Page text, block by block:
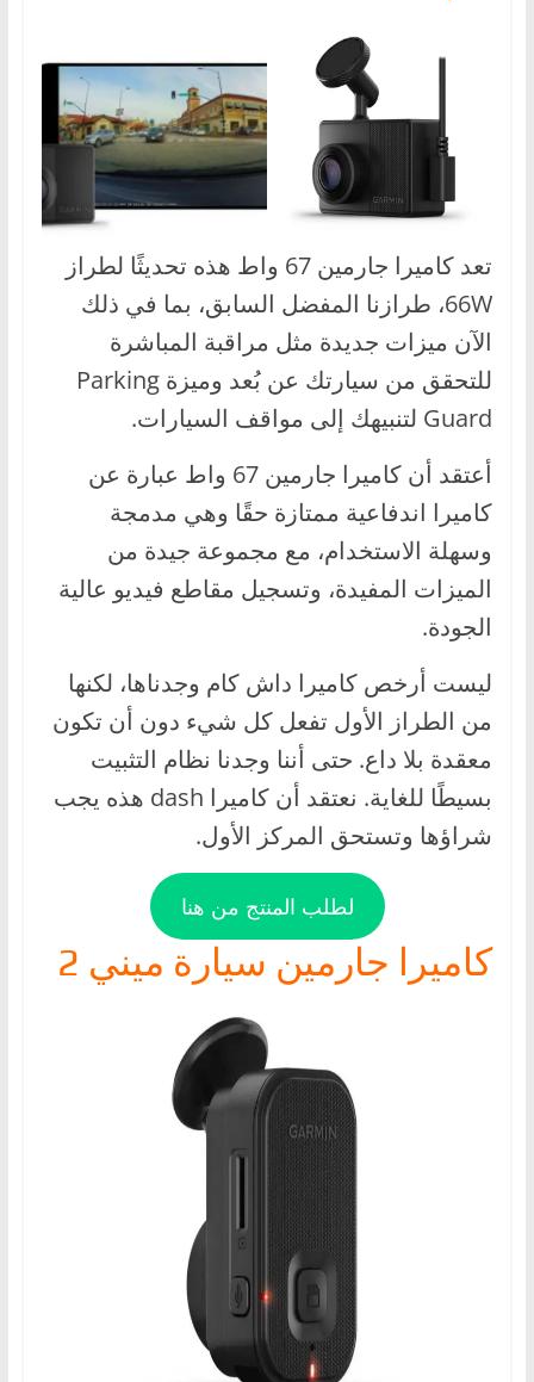
تعد كاميرا جارمين 67 واط هذه تحديثًا لطراز
66W، طرازنا المفضل السابق، بما في ذلك
الآن ميزات جديدة مثل مراقبة المباشرة
للتحقق من سيارتك عن بُعد وميزة Parking
Guard لتنبيهك إلى مواقف السيارات.
أعتقد أن كاميرا جارمين 67 واط عبارة عن
كاميرا اندفاعية ممتازة حقًا وهي مدمجة
وسهلة الاستخدام، مع مجموعة جيدة من
الميزات المفيدة، وتسجيل مقاطع فيديو عالية
الجودة.
ليست أرخص كاميرا داش كام وجدناها، لكنها
من الطراز الأول تفعل كل شيء دون أن تكون
معقدة بلا داع. حتى أننا وجدنا نظام التثبيت
بسيطًا للغاية. نعتقد أن كاميرا dash هذه يجب
شراؤها وتستحق المركز الأول.
لطلب المنتج من هنا
كاميرا جارمين سيارة ميني 2